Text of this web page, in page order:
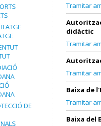
Tramitar
didàctic
Tramitar
Tramitar
Baixa de
Tramitar
Baixa del